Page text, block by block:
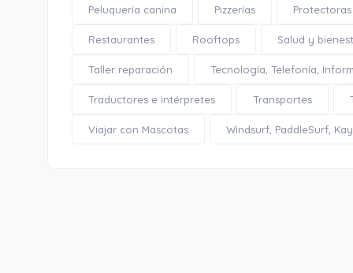
Peluquería canina Pizzerías
Restaurantes Rooftops Salud y
Taller reparación Tecnología, Telefonía,
Traductores e intérpretes Transportes
Viajar con Mascotas Windsurf, PaddleSurf,